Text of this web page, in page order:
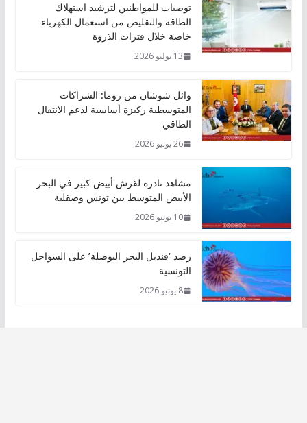
توصيات للمواطنين لترشيد استهلاك
الطاقة والتقليص من استعمال الكهرباء
خاصة خلال فترات الذروة
13 يوليو 2026
وائل شوشان من روما: الشراكات
المتوسطية ركيزة أساسية لدعم الانتقال
الطاقي
26 يونيو 2026
مشاهد نادرة لقرش أبيض كبير في البحر
الأبيض المتوسط بين تونس وصقلية
10 يونيو 2026
رصد ‘قنديل البحر البوصلة’ على السواحل
التونسية
8 يونيو 2026